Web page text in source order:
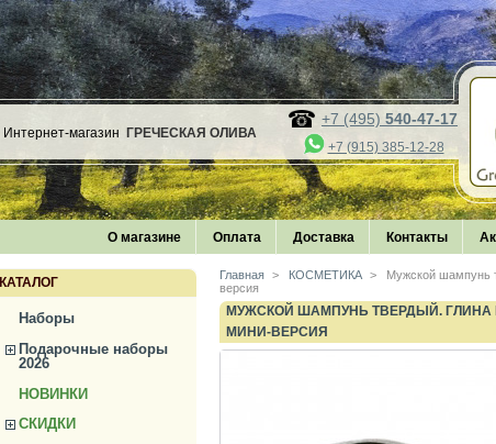
Интернет-магазин ГРЕЧЕСКАЯ ОЛИВА
+7 (495) 540-47-17
+7 (915) 385-12-28
О магазине Оплата Доставка Контакты
КАТАЛОГ
Наборы
Подарочные наборы
2026
НОВИНКИ
СКИДКИ
Главная > КОСМЕТИКА >
Мужской шампунь
версия
МУЖСКОЙ ШАМПУНЬ ТВЕРДЫЙ. ГЛИНА
МИНИ-ВЕРСИЯ